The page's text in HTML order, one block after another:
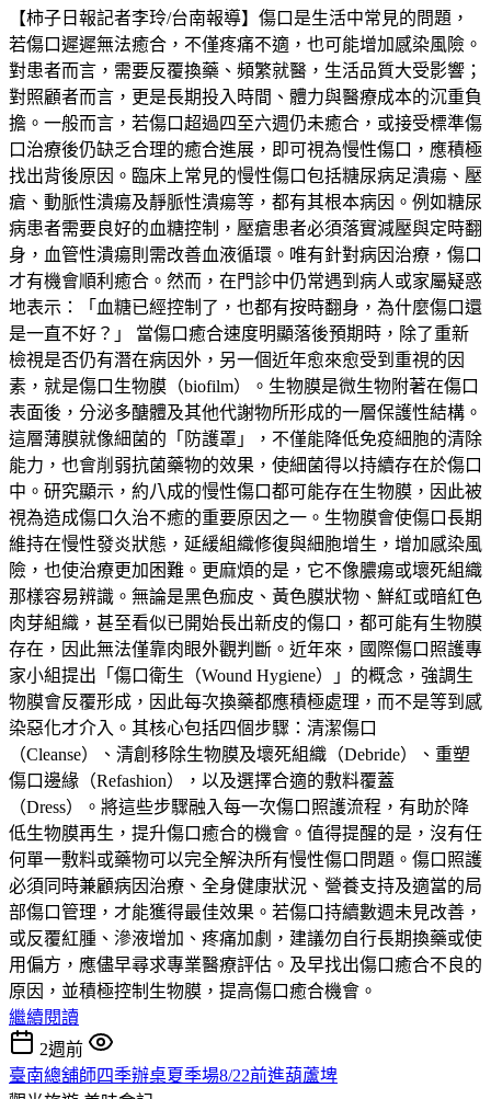
【柿子日報記者李玲/台南報導】傷口是生活中常見的問題，
若傷口遲遲無法癒合，不僅疼痛不適，也可能增加感染風險。
對患者而言，需要反覆換藥、頻繁就醫，生活品質大受影響；
對照顧者而言，更是長期投入時間、體力與醫療成本的沉重負
擔。一般而言，若傷口超過四至六週仍未癒合，或接受標準傷
口治療後仍缺乏合理的癒合進展，即可視為慢性傷口，應積極
找出背後原因。臨床上常見的慢性傷口包括糖尿病足潰瘍、壓
瘡、動脈性潰瘍及靜脈性潰瘍等，都有其根本病因。例如糖尿
病患者需要良好的血糖控制，壓瘡患者必須落實減壓與定時翻
身，血管性潰瘍則需改善血液循環。唯有針對病因治療，傷口
才有機會順利癒合。然而，在門診中仍常遇到病人或家屬疑惑
地表示：「血糖已經控制了，也都有按時翻身，為什麼傷口還
是一直不好？」 當傷口癒合速度明顯落後預期時，除了重新
檢視是否仍有潛在病因外，另一個近年愈來愈受到重視的因
素，就是傷口生物膜（biofilm）。生物膜是微生物附著在傷口
表面後，分泌多醣體及其他代謝物所形成的一層保護性結構。
這層薄膜就像細菌的「防護罩」，不僅能降低免疫細胞的清除
能力，也會削弱抗菌藥物的效果，使細菌得以持續存在於傷口
中。研究顯示，約八成的慢性傷口都可能存在生物膜，因此被
視為造成傷口久治不癒的重要原因之一。生物膜會使傷口長期
維持在慢性發炎狀態，延緩組織修復與細胞增生，增加感染風
險，也使治療更加困難。更麻煩的是，它不像膿瘍或壞死組織
那樣容易辨識。無論是黑色痂皮、黃色膜狀物、鮮紅或暗紅色
肉芽組織，甚至看似已開始長出新皮的傷口，都可能有生物膜
存在，因此無法僅靠肉眼外觀判斷。近年來，國際傷口照護專
家小組提出「傷口衛生（Wound Hygiene）」的概念，強調生
物膜會反覆形成，因此每次換藥都應積極處理，而不是等到感
染惡化才介入。其核心包括四個步驟：清潔傷口
（Cleanse）、清創移除生物膜及壞死組織（Debride）、重塑
傷口邊緣（Refashion），以及選擇合適的敷料覆蓋
（Dress）。將這些步驟融入每一次傷口照護流程，有助於降
低生物膜再生，提升傷口癒合的機會。值得提醒的是，沒有任
何單一敷料或藥物可以完全解決所有慢性傷口問題。傷口照護
必須同時兼顧病因治療、全身健康狀況、營養支持及適當的局
部傷口管理，才能獲得最佳效果。若傷口持續數週未見改善，
或反覆紅腫、滲液增加、疼痛加劇，建議勿自行長期換藥或使
用偏方，應儘早尋求專業醫療評估。及早找出傷口癒合不良的
原因，並積極控制生物膜，提高傷口癒合機會。
繼續閱讀
2週前
臺南總舖師四季辦桌夏季場8/22前進葫蘆埤